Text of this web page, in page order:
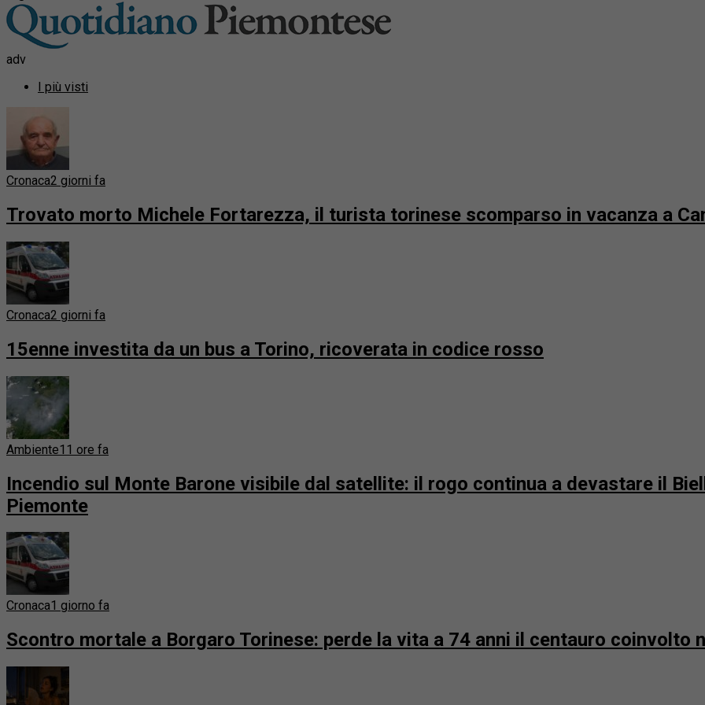
adv
I più visti
Cronaca2 giorni fa
Trovato morto Michele Fortarezza, il turista torinese scomparso in vacanza a
Cronaca2 giorni fa
15enne investita da un bus a Torino, ricoverata in codice rosso
Ambiente11 ore fa
Incendio sul Monte Barone visibile dal satellite: il rogo continua a devastare il
Piemonte
Cronaca1 giorno fa
Scontro mortale a Borgaro Torinese: perde la vita a 74 anni il centauro coinvolto